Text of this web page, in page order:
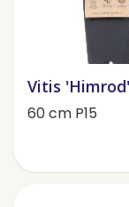
Vitis 'Himrod'
60 cm P15